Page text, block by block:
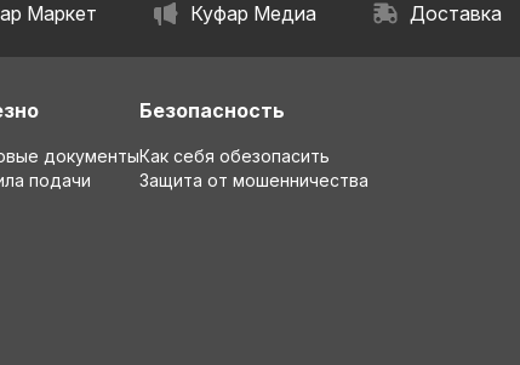
Маркет Куфар Медиа Доставка
документы
подачи
Безопасность
Как себя обезопасить
Защита от мошенничества